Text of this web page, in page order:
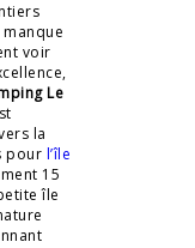
manque
voir
Le
la
pour l’île
15
île